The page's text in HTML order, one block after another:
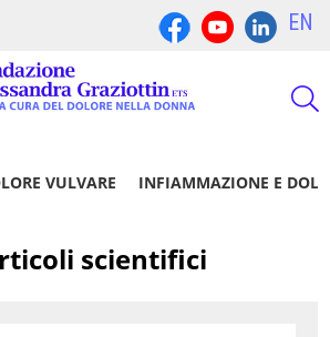
EN
VULVARE INFIAMMAZIONE E
scientifici